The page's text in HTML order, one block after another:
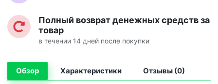
Полный возврат денежных средств за
товар
в течении 14 дней после покупки
Обзор Характеристики Отзывы (0)